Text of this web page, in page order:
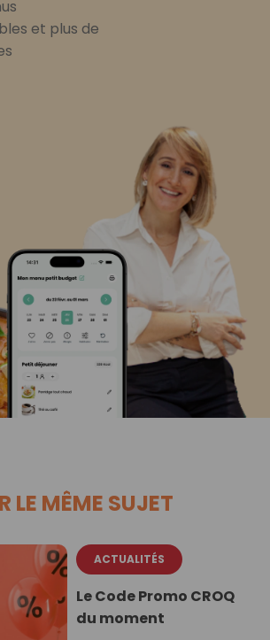
et plus de
LE MÊME SUJET
ACTUALITÉS
Le Code Promo CROQ
du moment